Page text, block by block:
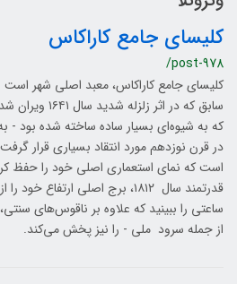
کلیسای جامع کاراکاس
/post-978
سابق که در اثر
که به شیوه‌ای بسیار ساده ساخته شده بود -
در قرن نوزدهم مورد انتقاد بسیاری قرار
است که نمای استعماری اصلی خود را حفظ
قدرتمند سال ۱۸۱۲، برج اصلی
ساعتی را ببینید که علاوه بر ناقوس‌های
از جمله سرود ملی - را نیز پخش می‌کند.